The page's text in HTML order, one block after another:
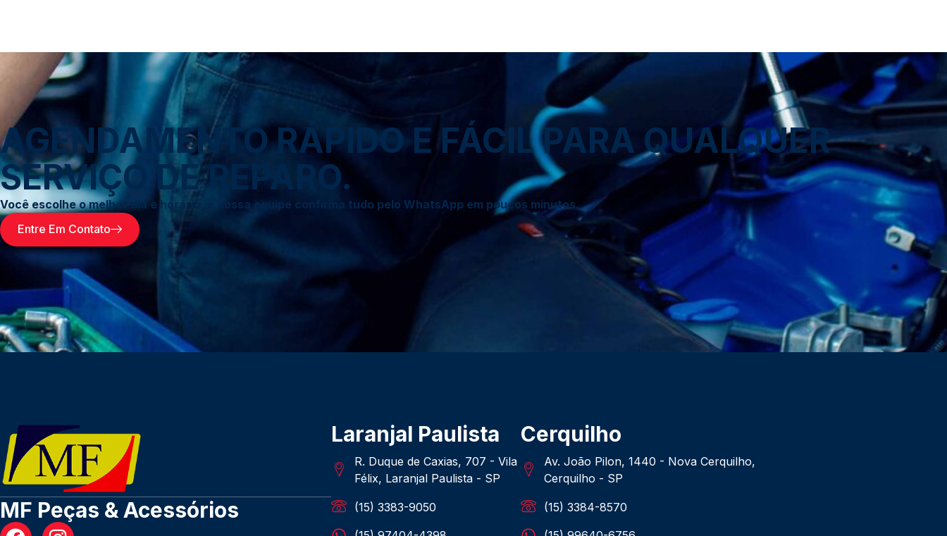
AGENDAMENTO RÁPIDO E FÁCIL PARA QUALQUER
SERVIÇO DE REPARO.
Você escolhe o melhor dia e horário, e nossa equipe confirma tudo pelo WhatsApp em poucos minutos.
Entre Em Contato
MF Peças & Acessórios
Laranjal Paulista
R. Duque de Caxias, 707 - Vila
Félix, Laranjal Paulista - SP
(15) 3383-9050
Cerquilho
Av. João Pilon, 1440 - Nova Cerquilho,
Cerquilho - SP
(15) 3384-8570